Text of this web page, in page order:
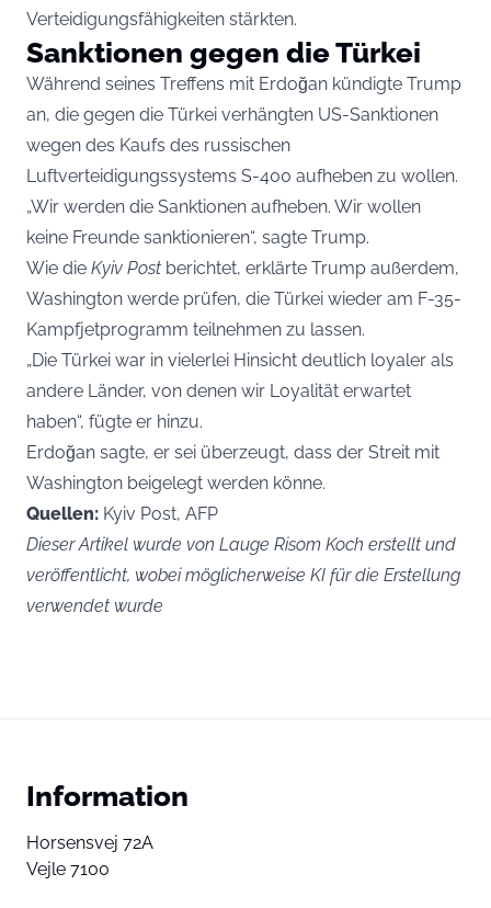
Verteidigungsfähigkeiten stärkten.
Sanktionen gegen die Türkei
Während seines Treffens mit Erdoğan kündigte Trump
an, die gegen die Türkei verhängten US-Sanktionen
wegen des Kaufs des russischen
Luftverteidigungssystems S-400 aufheben zu wollen.
„Wir werden die Sanktionen aufheben. Wir wollen
keine Freunde sanktionieren“, sagte Trump.
Wie die Kyiv Post berichtet, erklärte Trump außerdem,
Washington werde prüfen, die Türkei wieder am F-35-
Kampfjetprogramm teilnehmen zu lassen.
„Die Türkei war in vielerlei Hinsicht deutlich loyaler als
andere Länder, von denen wir Loyalität erwartet
haben“, fügte er hinzu.
Erdoğan sagte, er sei überzeugt, dass der Streit mit
Washington beigelegt werden könne.
Quellen: Kyiv Post, AFP
Dieser Artikel wurde von Lauge Risom Koch erstellt und
veröffentlicht, wobei möglicherweise KI für die Erstellung
verwendet wurde
Information
Horsensvej 72A
Vejle 7100